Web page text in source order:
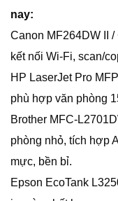
nay:
Canon MF264DW II
kết nối Wi-Fi, scan/
HP LaserJet Pro
phù hợp văn phòng
Brother MFC-
phòng nhỏ, tích hợp
mực, bền bỉ.
Epson EcoTank